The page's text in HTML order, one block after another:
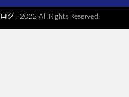
グ, 2022 All Rights Reserved.